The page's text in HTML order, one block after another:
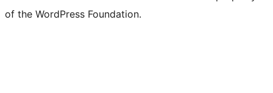
of the WordPress Foundation.